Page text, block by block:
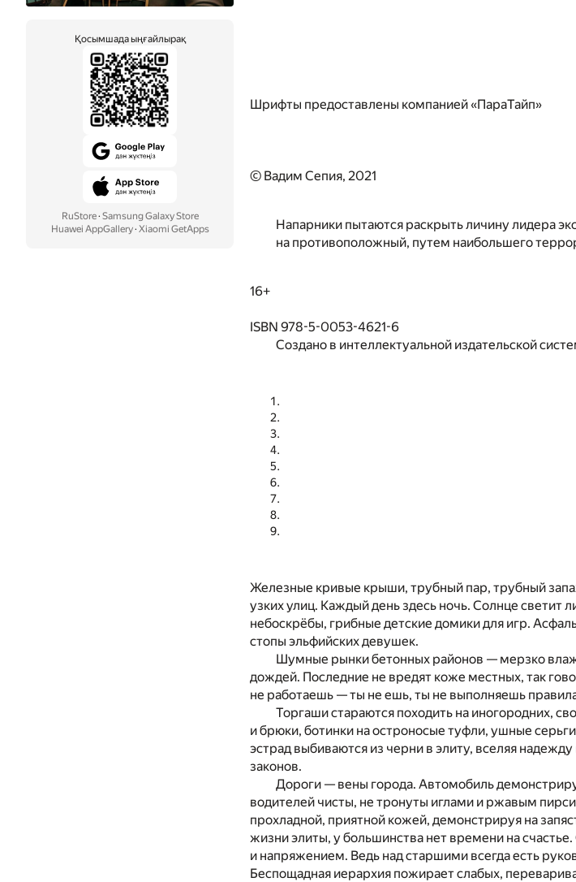
Қосымшада ыңғайлырақ
RuStore· Samsung Galaxy Store
Huawei AppGallery· Xiaomi GetApps
Шрифты предоставлены компанией «ПараТайп»
© Вадим Сепия, 2021
Напарники пытаются раскрыть личину лидера
на противоположный, путем наибольшего
16+
ISBN 978-5-0053-4621-6
Создано в интеллектуальной издательской
Железные кривые крыши, трубный пар, трубный
узких улиц. Каждый день здесь ночь. Солнце светит
небоскрёбы, грибные детские домики для игр.
стопы эльфийских девушек.
Шумные рынки бетонных районов — мерзко
дождей. Последние не вредят коже местных, так
не работаешь — ты не ешь, ты не выполняешь
Торгаши стараются походить на иногородних,
и брюки, ботинки на остроносые туфли, ушные
эстрад выбиваются из черни в элиту, вселяя
законов.
Дороги — вены города. Автомобиль
водителей чисты, не тронуты иглами и ржавым
прохладной, приятной кожей, демонстрируя на
жизни элиты, у большинства нет времени на
и напряжением. Ведь над старшими всегда есть
Беспощадная иерархия пожирает слабых,